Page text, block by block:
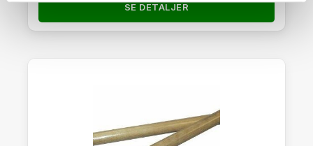
SE DETALJER